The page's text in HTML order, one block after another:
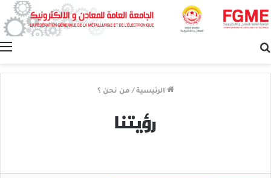
الرئيسية / من نحن ؟
رؤيتنا